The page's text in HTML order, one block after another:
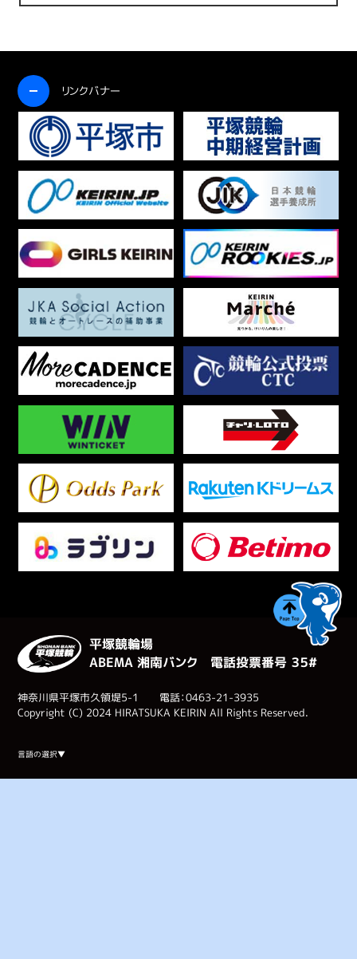
リンクバナー
開く
平塚競輪場
ABEMA 湘南バンク 電話投票番号 ３５#
神奈川県平塚市久領堤5-1 電話：0463-21-3935
Copyright (C) 2024 HIRATSUKA KEIRIN All Rights Reserved.
言語の選択▼
Select Language